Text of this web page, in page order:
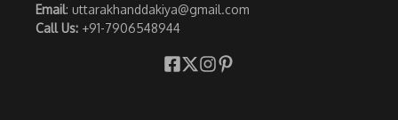
Email: uttarakhanddakiya@gmail.com
Call Us: +91-7906548944